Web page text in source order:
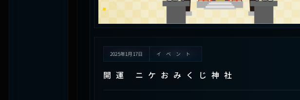
2025年1月17日 イベント
開運 ニケおみくじ神社